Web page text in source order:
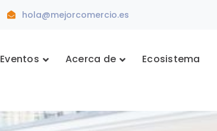
hola@mejorcomercio.es
Eventos Acerca de Ecosistema